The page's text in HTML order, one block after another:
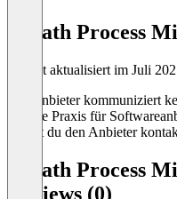
UiPath Process
Zuletzt aktualisiert im Juli
Der Anbieter kommuniziert
übliche Praxis für
kannst du den Anbieter
UiPath Process
Reviews (0)